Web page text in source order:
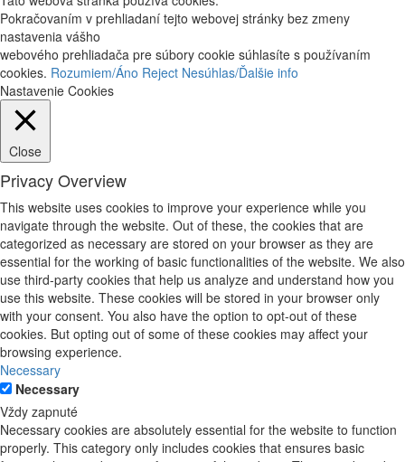
Pokračovaním v prehliadaní tejto webovej stránky bez zmeny
nastavenia vášho
webového prehliadača pre súbory cookie súhlasíte s používaním
cookies. Rozumiem/Áno Reject Nesúhlas/Ďalšie info
Nastavenie Cookies
Close
Privacy Overview
This website uses cookies to improve your experience while you
navigate through the website. Out of these, the cookies that are
categorized as necessary are stored on your browser as they are
essential for the working of basic functionalities of the website. We also
use third-party cookies that help us analyze and understand how you
use this website. These cookies will be stored in your browser only
with your consent. You also have the option to opt-out of these
cookies. But opting out of some of these cookies may affect your
browsing experience.
Necessary
Necessary
Vždy zapnuté
Necessary cookies are absolutely essential for the website to function
properly. This category only includes cookies that ensures basic